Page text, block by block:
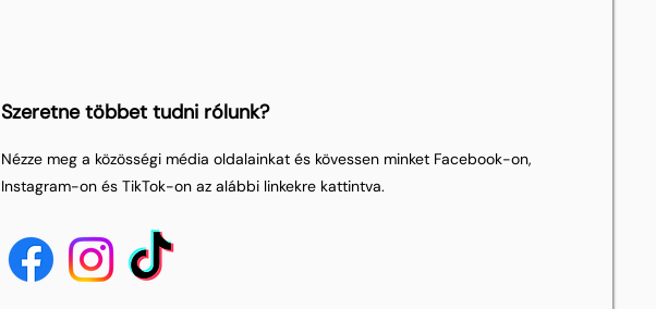
Szeretne többet tudni rólunk?
Nézze meg a közösségi média oldalainkat és kövessen minket Facebook-on,
Instagram-on és TikTok-on az alábbi linkekre kattintva.